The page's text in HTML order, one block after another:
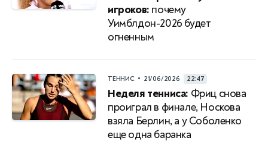
игроков: почему
Уимблдон-2026 будет
огненным
ТЕННИС • 21/06/2026 22:47
Неделя тенниса: Фриц снова
проиграл в финале, Носкова
взяла Берлин, а у Соболенко
еще одна баранка